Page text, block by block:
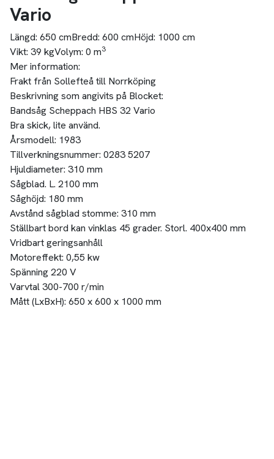
Vario
Längd: 650 cmBredd: 600 cmHöjd: 1000 cm
Vikt: 39 kgVolym: 0 m3
Mer information:
Frakt från Sollefteå till Norrköping
Beskrivning som angivits på Blocket:
Bandsåg Scheppach HBS 32 Vario
Bra skick, lite använd.
Årsmodell: 1983
Tillverkningsnummer: 0283 5207
Hjuldiameter: 310 mm
Sågblad. L. 2100 mm
Såghöjd: 180 mm
Avstånd sågblad stomme: 310 mm
Ställbart bord kan vinklas 45 grader. Storl. 400x400 mm
Vridbart geringsanhåll
Motoreffekt: 0,55 kw
Spänning 220 V
Varvtal 300-700 r/min
Mått (LxBxH): 650 x 600 x 1000 mm